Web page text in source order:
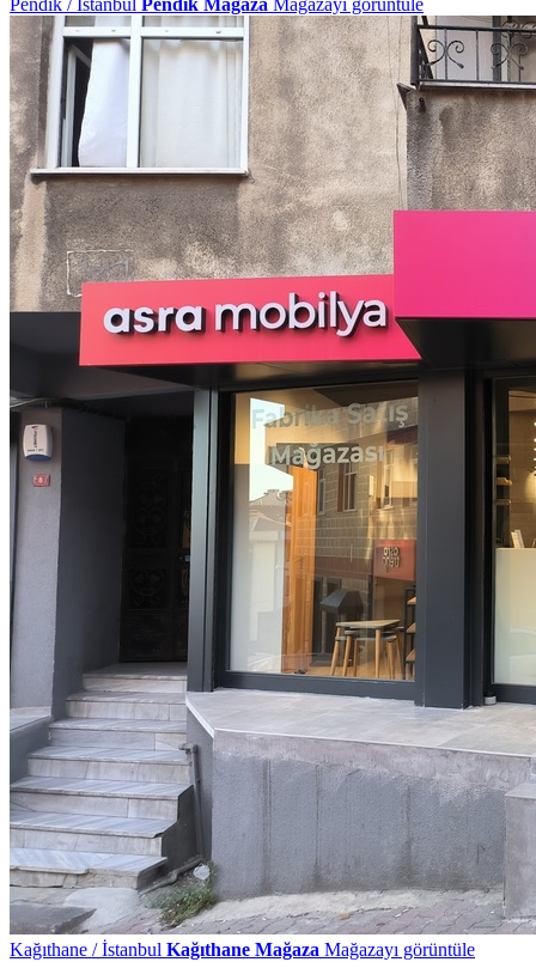
Pendik / İstanbul Pendik Mağaza Mağazayı görüntüle
Kağıthane / İstanbul Kağıthane Mağaza Mağazayı görüntüle